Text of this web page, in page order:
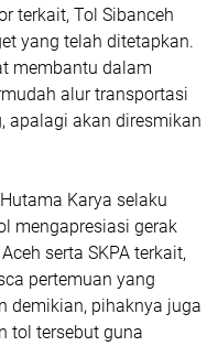
terkait, Tol Sibanceh
yang telah ditetapkan.
membantu dalam
alur transportasi
apalagi akan diresmikan
Karya selaku
mengapresiasi gerak
serta SKPA terkait,
pertemuan yang
demikian, pihaknya juga
tol tersebut guna